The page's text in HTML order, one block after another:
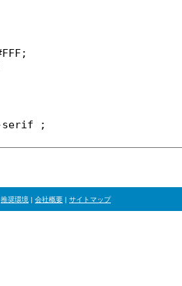
推奨環境 | 会社概要 | サイトマップ